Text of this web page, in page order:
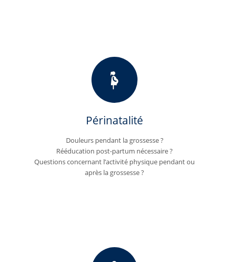
Périnatalité
Douleurs pendant la grossesse ?
Rééducation post-partum nécessaire ?
Questions concernant l’activité physique pendant ou
après la grossesse ?